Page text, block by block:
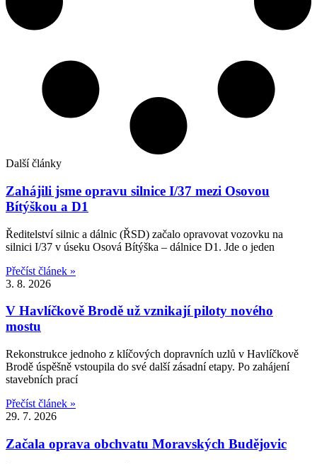
Další články
Zahájili jsme opravu silnice I/37 mezi Osovou
Bítýškou a D1
Ředitelství silnic a dálnic (ŘSD) začalo opravovat vozovku na
silnici I/37 v úseku Osová Bítýška – dálnice D1. Jde o jeden
Přečíst článek »
3. 8. 2026
V Havlíčkově Brodě už vznikají piloty nového
mostu
Rekonstrukce jednoho z klíčových dopravních uzlů v Havlíčkově
Brodě úspěšně vstoupila do své další zásadní etapy. Po zahájení
stavebních prací
Přečíst článek »
29. 7. 2026
Začala oprava obchvatu Moravských Budějovic